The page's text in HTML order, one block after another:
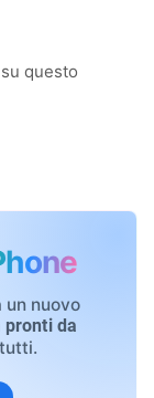
questo
un nuovo
pronti da